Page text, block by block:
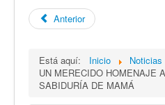
Anterior
Está aquí: Inicio
Noticias
UN MERECIDO HOMENAJE
SABIDURÍA DE MAMÁ